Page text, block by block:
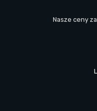
Nasze ceny